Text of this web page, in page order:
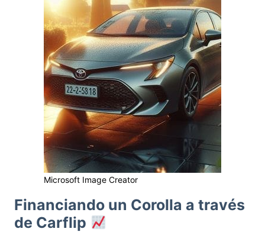
Microsoft Image Creator
Financiando un Corolla a través
de Carflip